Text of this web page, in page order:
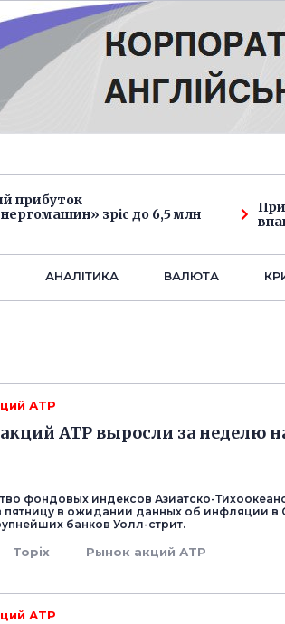
прибуток
зріс до 6,5 млн
АНАЛIТИКА ВАЛЮТА
АТР
АТР выросли за неделю
фондовых индексов Азиатско-
пятницу в ожидании данных об инфляции в
банков Уолл-стрит.
Topix Рынок акций АТР
АТР